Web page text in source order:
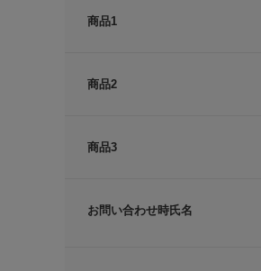
商品1
商品2
商品3
お問い合わせ時氏名